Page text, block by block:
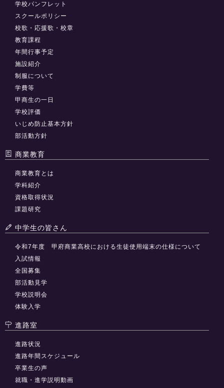
学校パンフレット
スクールポリシー
校歌・応援歌・校章
教育課程
年間行事予定
施設紹介
制服について
学費等
甲商生の一日
学校評価
いじめ防止基本方針
部活動方針
商業教育
商業教育とは
学科紹介
資格取得状況
課題研究
中学生の皆さん
令和7年度 甲府商業高校における生徒使用端末の仕様について
入試情報
全国募集
部活動見学
学校説明会
体験入学
進路室
進路状況
進路年間スケジュール
卒業生の声
就職・進学説明動画